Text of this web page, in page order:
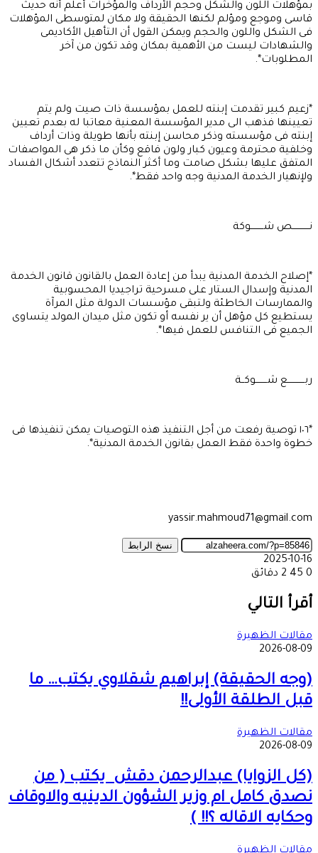
بمؤهلات اللون والشكل وحجم الأرداف والمؤخرات أعلم أنه حديث
قاسى وموجع ومؤلم لكنها الحقيقة ولا مكان لمتوسطى المؤهلات
فى الشكل واللون والحجم ويمكن القول أن التأهيل الأكاديمى
والشهادات ليست من الأهمية بمكان وقد تكون من آخر
المطلوبات*.
*زعيم كبير تقدمت إبنته للعمل بمؤسسة ذات صيت ولم يتم
تعيينها فذهب الى مدير المؤسسة المعنية معاتبا له بعدم تعيين
إبنته فى مؤسسته وذكر محاسن إبنته بأنها طويلة وذات أرداف
وخلفية محترمة وعيون كبار ولون فاقع وكأن ما ذكر هى المواصفات
المتفق عليها بشكل صامت وما أكثر النماذج تتعدد أشكال الفساد
ولإنهيار الخدمة المدنية وجه واحد فقط*.
نــــــــــــص شـــــــــوكة
*إصلاح الخدمة المدنية يبدأ من إعادة العمل بالقانون قانون الخدمة
المدنية وإسدال الستار على مسرحية تراجيديا المحسوبية
والممارسات الخاطئة ولتبقى مؤسسات الدولة مثل المرآة
يستطيع كل مؤهل أن ير نفسه أو تكون مثل ميدان المولد يتساوى
الجميع فى التنافس للعمل فيها*.
ربــــــــــــع شــــــــوكــة
*١٠٦ توصية رفعت من أجل التنفيذ هذه التوصيات يمكن تنفيذها فى
خطوة واحدة فقط العمل بقانون الخدمة المدنية*.
yassir.mahmoud71@gmail.com
نسخ الرابط
2025-10-16
0
2 دقائق
عبر
البريد
أقرأ التالي
مقالات الظهيرة
2026-08-09
(وجه الحقيقة) إبراهيم شقلاوي يكتب… ما
قبل الطلقة الأولى!!
مقالات الظهيرة
2026-08-09
(كل الزوايا) عبدالرحمن دقش يكتب ( من
نصدق كامل ام وزير الشؤون الدينيه والاوقاف
وحكايه الاقاله ؟!! )
مقالات الظهيرة